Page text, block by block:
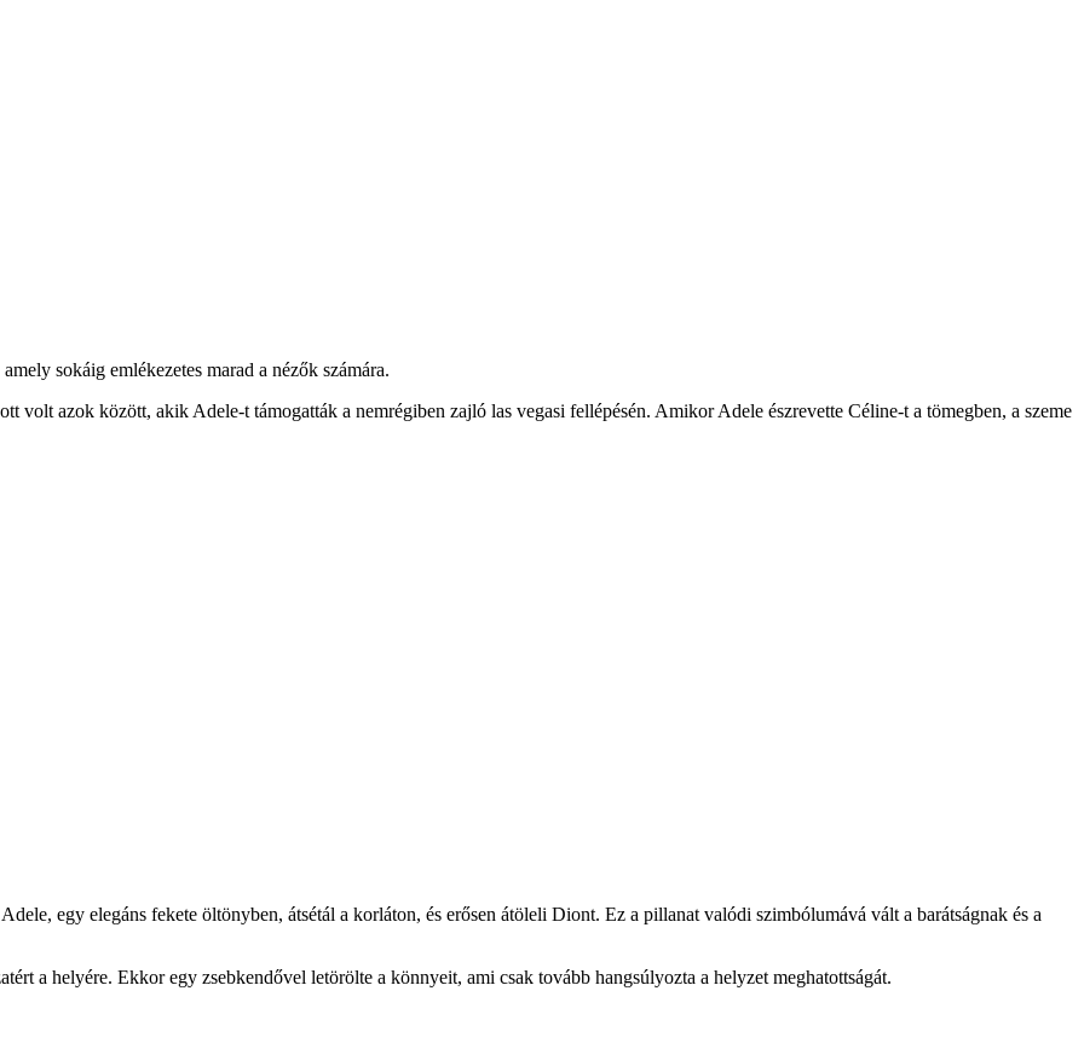
sokáig emlékezetes marad a nézők számára.
volt azok között, akik Adele-t támogatták a nemrégiben zajló las vegasi fellépésén. Amikor Adele észrevette Céline-t a tömegben, a szeme
egy elegáns fekete öltönyben, átsétál a korláton, és erősen átöleli Diont. Ez a pillanat valódi szimbólumává vált a barátságnak és a
a helyére. Ekkor egy zsebkendővel letörölte a könnyeit, ami csak tovább hangsúlyozta a helyzet meghatottságát.